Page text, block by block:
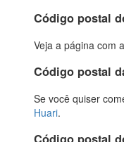
Código postal
Veja a página com
Código postal
Se você quiser
Huari.